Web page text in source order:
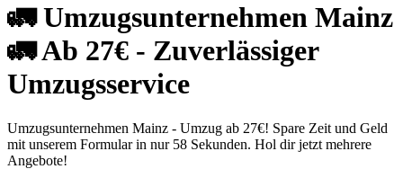
🚛 Umzugsunternehmen Mainz
🚛 Ab 27€ - Zuverlässiger
Umzugsservice
Umzugsunternehmen Mainz - Umzug ab 27€! Spare Zeit und Geld
mit unserem Formular in nur 58 Sekunden. Hol dir jetzt mehrere
Angebote!